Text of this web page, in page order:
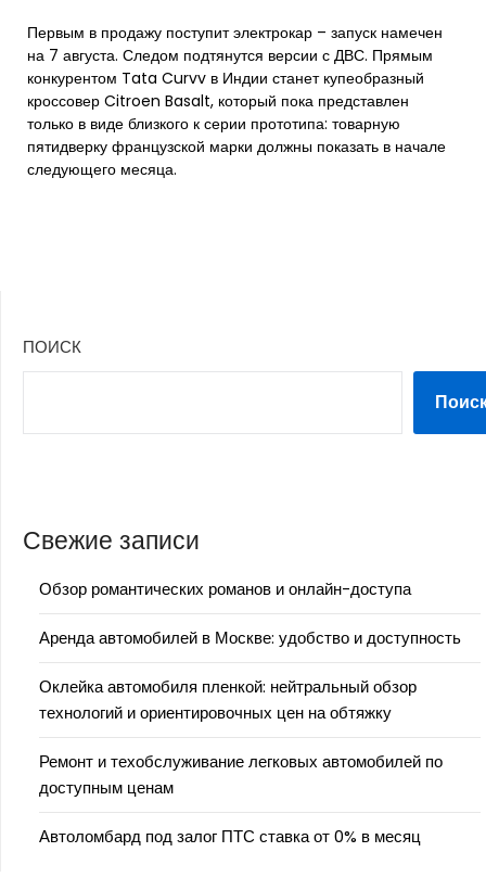
Первым в продажу поступит электрокар – запуск намечен
на 7 августа. Следом подтянутся версии с ДВС. Прямым
конкурентом Tata Curvv в Индии станет купеобразный
кроссовер Citroen Basalt, который пока представлен
только в виде близкого к серии прототипа: товарную
пятидверку французской марки должны показать в начале
следующего месяца.
ПОИСК
Свежие записи
Обзор романтических романов и онлайн-доступа
Аренда автомобилей в Москве: удобство и доступность
Оклейка автомобиля пленкой: нейтральный обзор
технологий и ориентировочных цен на обтяжку
Ремонт и техобслуживание легковых автомобилей по
доступным ценам
Автоломбард под залог ПТС ставка от 0% в месяц